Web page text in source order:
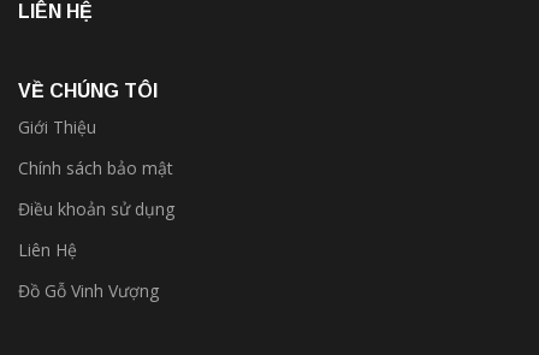
LIÊN HỆ
VỀ CHÚNG TÔI
Giới Thiệu
Chính sách bảo mật
Điều khoản sử dụng
Liên Hệ
Đồ Gỗ Vinh Vượng